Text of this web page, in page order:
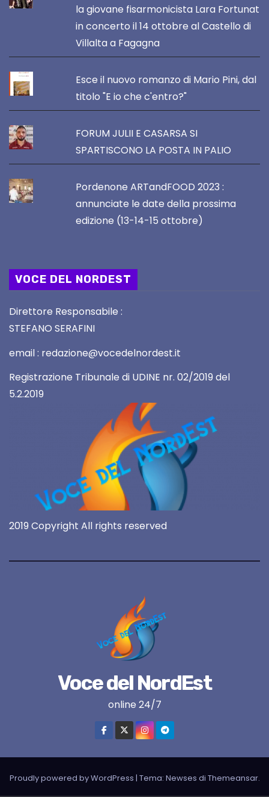
la giovane fisarmonicista Lara Fortunat
in concerto il 14 ottobre al Castello di
Villalta a Fagagna
Esce il nuovo romanzo di Mario Pini, dal
titolo "E io che c'entro?"
FORUM JULII E CASARSA SI
SPARTISCONO LA POSTA IN PALIO
Pordenone ARTandFOOD 2023 :
annunciate le date della prossima
edizione (13-14-15 ottobre)
VOCE DEL NORDEST
Direttore Responsabile :
STEFANO SERAFINI
email : redazione@vocedelnordest.it
Registrazione Tribunale di UDINE nr. 02/2019 del
5.2.2019
2019 Copyright All rights reserved
Voce del NordEst
online 24/7
Proudly powered by WordPress | Tema: Newses di Themeansar.